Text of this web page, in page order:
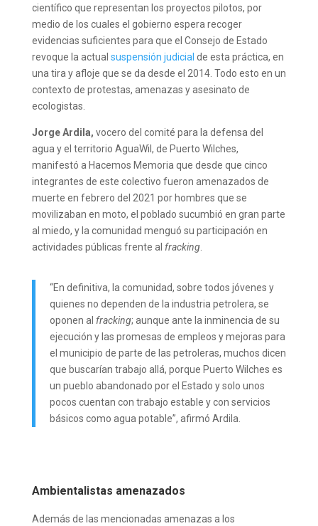
científico que representan los proyectos pilotos, por
medio de los cuales el gobierno espera recoger
evidencias suficientes para que el Consejo de Estado
revoque la actual suspensión judicial de esta práctica, en
una tira y afloje que se da desde el 2014. Todo esto en un
contexto de protestas, amenazas y asesinato de
ecologistas.
Jorge Ardila, vocero del comité para la defensa del
agua y el territorio AguaWil, de Puerto Wilches,
manifestó a Hacemos Memoria que desde que cinco
integrantes de este colectivo fueron amenazados de
muerte en febrero del 2021 por hombres que se
movilizaban en moto, el poblado sucumbió en gran parte
al miedo, y la comunidad menguó su participación en
actividades públicas frente al fracking.
“En definitiva, la comunidad, sobre todos jóvenes y
quienes no dependen de la industria petrolera, se
oponen al fracking; aunque ante la inminencia de su
ejecución y las promesas de empleos y mejoras para
el municipio de parte de las petroleras, muchos dicen
que buscarían trabajo allá, porque Puerto Wilches es
un pueblo abandonado por el Estado y solo unos
pocos cuentan con trabajo estable y con servicios
básicos como agua potable”, afirmó Ardila.
Ambientalistas amenazados
Además de las mencionadas amenazas a los